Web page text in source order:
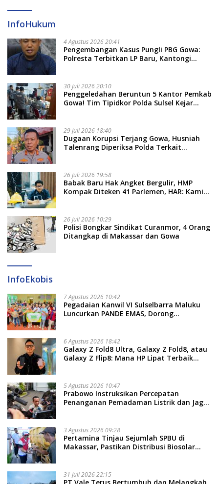
InfoHukum
4 Agustus 2026 20:41
Pengembangan Kasus Pungli PBG Gowa:
Polresta Terbitkan LP Baru, Kantongi
30 Juli 2026 20:10
Penggeledahan Beruntun 5 Kantor Pemkab
Gowa! Tim Tipidkor Polda Sulsel Kejar
29 Juli 2026 18:40
Dugaan Korupsi Terjang Gowa, Husniah
Talenrang Diperiksa Polda Terkait
26 Juli 2026 19:58
​Babak Baru Hak Angket Bergulir, HMP
Kompak Diteken 41 Parlemen, HAR: Kami
26 Juli 2026 10:29
Polisi Bongkar Sindikat Curanmor, 4 Orang
Ditangkap di Makassar dan Gowa
InfoEkobis
7 Agustus 2026 10:42
Pegadaian Kanwil VI Sulselbarra Maluku
Luncurkan PANDE EMAS, Dorong
6 Agustus 2026 18:42
Galaxy Z Fold8 Ultra, Galaxy Z Fold8, atau
Galaxy Z Flip8: Mana HP Lipat Terbaik
5 Agustus 2026 10:47
Prabowo Instruksikan Percepatan
Penanganan Pemadaman Listrik dan Jaga
3 Agustus 2026 09:28
Pertamina Tinjau Sejumlah SPBU di
Makassar, Pastikan Distribusi Biosolar
31 Juli 2026 22:15